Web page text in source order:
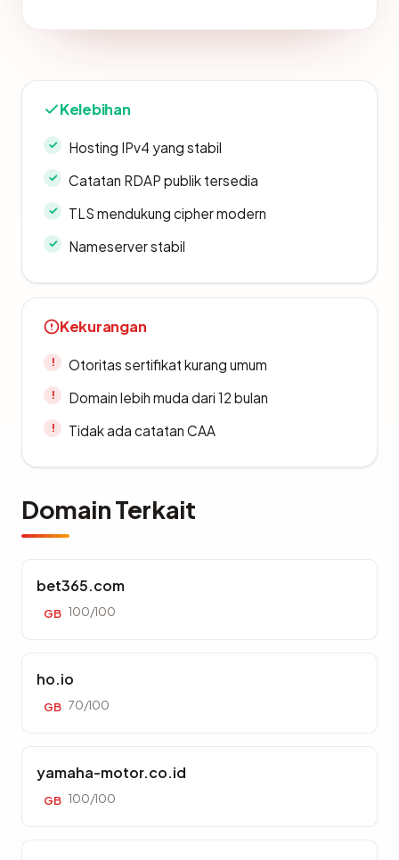
Kelebihan
Hosting IPv4 yang stabil
Catatan RDAP publik tersedia
TLS mendukung cipher modern
Nameserver stabil
Kekurangan
Otoritas sertifikat kurang umum
Domain lebih muda dari 12 bulan
Tidak ada catatan CAA
Domain Terkait
bet365.com
GB 100/100
ho.io
GB 70/100
yamaha-motor.co.id
GB 100/100